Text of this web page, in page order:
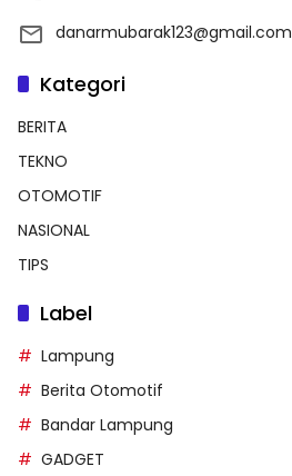
danarmubarak123@gmail.com
Kategori
BERITA
TEKNO
OTOMOTIF
NASIONAL
TIPS
Label
Lampung
Berita Otomotif
Bandar Lampung
GADGET